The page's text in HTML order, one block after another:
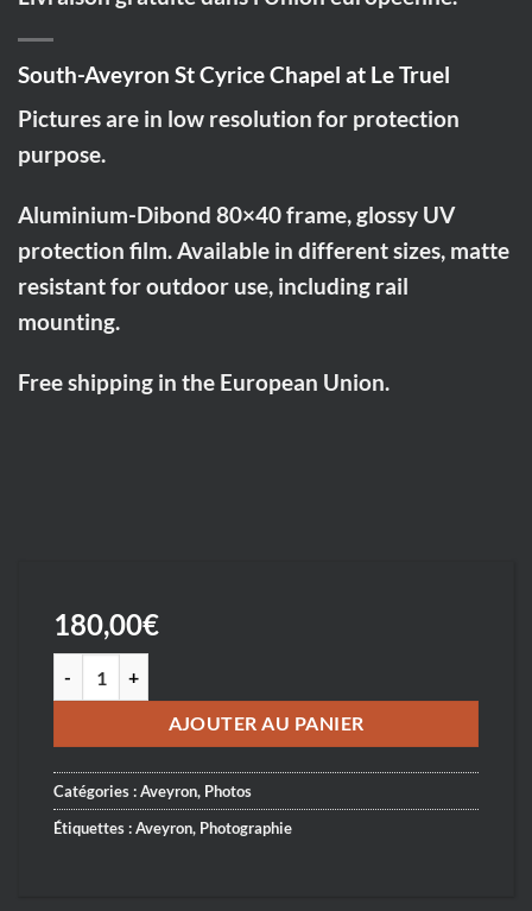
South-Aveyron St Cyrice Chapel at Le Truel
Pictures are in low resolution for protection
purpose.
Aluminium-Dibond 80×40 frame, glossy UV
protection film. Available in different sizes, matte
resistant for outdoor use, including rail
mounting.
Free shipping in the European Union.
180,00€
AJOUTER AU PANIER
Catégories :Aveyron, Photos
Étiquettes :Aveyron, Photographie